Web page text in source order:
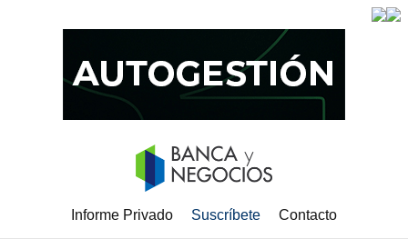
Informe Privado Suscríbete Contacto